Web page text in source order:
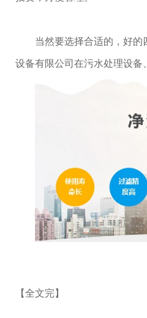
当然要选择合适的，好
设备有限公司在污水处理设备
【全文完】